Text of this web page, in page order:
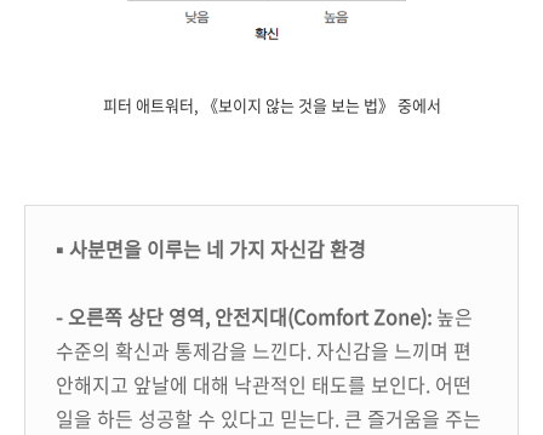
피터 애트워터, 《보이지 않는 것을 보는 법》 중에서
▪ 사분면을 이루는 네 가지 자신감 환경
- 오른쪽 상단 영역, 안전지대(Comfort Zone): 높은
수준의 확신과 통제감을 느낀다. 자신감을 느끼며 편
안해지고 앞날에 대해 낙관적인 태도를 보인다. 어떤
일을 하든 성공할 수 있다고 믿는다. 큰 즐거움을 주는